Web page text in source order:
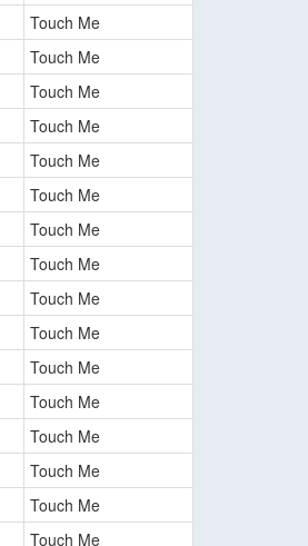
Touch Me
Touch Me
Touch Me
Touch Me
Touch Me
Touch Me
Touch Me
Touch Me
Touch Me
Touch Me
Touch Me
Touch Me
Touch Me
Touch Me
Touch Me
Touch Me